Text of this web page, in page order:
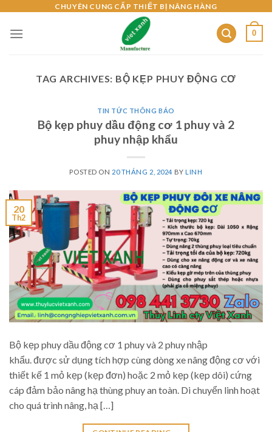
content
CHUYÊN CUNG CẤP THIẾT BỊ NÂNG HÀNG
0
TAG ARCHIVES: BỘ KẸP PHUY ĐỘNG CƠ
TIN TỨC THÔNG BÁO
Bộ kẹp phuy dầu động cơ 1 phuy và 2
phuy nhập khẩu
POSTED ON 20 THÁNG 2, 2024 BYLINH
20
Th2
Bộ kẹp phuy dầu động cơ 1 phuy và 2 phuy nhập
khẩu. được sử dụng tích hợp cùng dòng xe nâng động cơ với
thiết kế 1 mỏ kẹp (kẹp đơn) hoặc 2 mỏ kẹp (kẹp dôi) cứng
cáp đảm bảo nâng hạ thùng phuy an toàn. Di chuyển linh hoạt
cho quá trình nâng, hạ […]